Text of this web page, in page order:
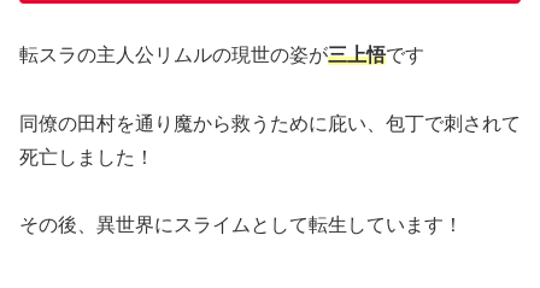
転スラの主人公リムルの現世の姿が三上悟です
同僚の田村を通り魔から救うために庇い、包丁で刺されて
死亡しました！
その後、異世界にスライムとして転生しています！